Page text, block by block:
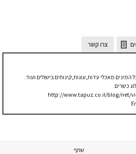
צרו קשר
המינים מאכלי עדות,עוגות,קינוחים בישולים ועוד.
כשרים.
http://www.tapuz.co.il/blog/net/
שתף